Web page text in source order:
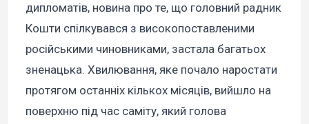
дипломатів, новина про те, що головний радник
Кошти спілкувався з високопоставленими
російськими чиновниками, застала багатьох
зненацька. Хвилювання, яке почало наростати
протягом останніх кількох місяців, вийшло на
поверхню під час саміту, який голова